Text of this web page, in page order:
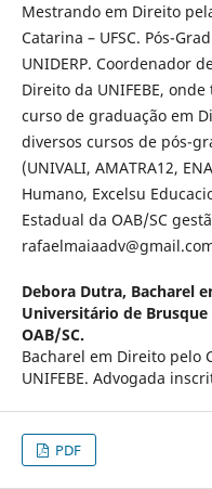
Mestrando em Direito
Catarina – UFSC. Pós-
UNIDERP. Coordenador
Direito da UNIFEBE,
curso de graduação em
diversos cursos de pós-
(UNIVALI, AMATRA12,
Humano, Excelsu
Estadual da OAB/SC
Debora Dutra, Bacharel
Universitário de Brusque
OAB/SC.
Bacharel em Direito pelo
UNIFEBE. Advogada
PDF